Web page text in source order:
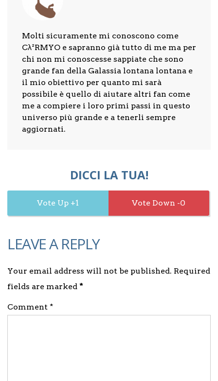
Molti sicuramente mi conoscono come
Cλ²RMYO e sapranno già tutto di me ma per
chi non mi conoscesse sappiate che sono
grande fan della Galassia lontana lontana e
il mio obiettivo per quanto mi sarà
possibile è quello di aiutare altri fan come
me a compiere i loro primi passi in questo
universo più grande e a tenerli sempre
aggiornati.
DICCI LA TUA!
1 0
LEAVE A REPLY
Your email address will not be published. Required
fields are marked *
Comment *